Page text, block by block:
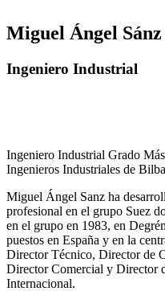
Miguel Ángel Sánz
Ingeniero Industrial
Ingeniero Industrial Grado
Ingenieros Industriales de
Miguel Ángel Sanz ha
profesional en el grupo Suez
en el grupo en 1983, en
puestos en España y en la
Director Técnico, Director de
Director Comercial y Director
Internacional.